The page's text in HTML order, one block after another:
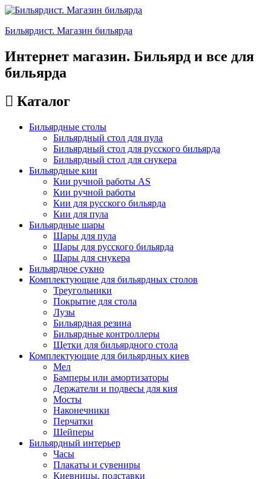
Бильярдист. Магазин бильярда
Интернет магазин. Бильярд и все для
бильярда
Каталог
Бильярдные столы
Бильярдный стол для пула
Бильярдный стол для русского бильярда
Бильярдный стол для снукера
Бильярдные кии
Кии ручной работы AS
Кии ручной работы
Кии для русского бильярда
Кии для пула
Бильярдные шары
Шары для пула
Шары для русского бильярда
Шары для снукера
Бильярдное сукно
Комплектующие для бильярдных столов
Треугольники
Покрытие для стола
Лузы
Бильярдная резина
Бильярдные контроллеры
Щетки для бильярдного стола
Комплектующие для бильярдных киев
Мел
Бамперы или амортизаторы
Держатели и подвесы для кия
Мосты
Наконечники
Перчатки
Шейперы
Бильярдный интерьер
Часы
Плакаты и сувениры
Киевницы, подставки